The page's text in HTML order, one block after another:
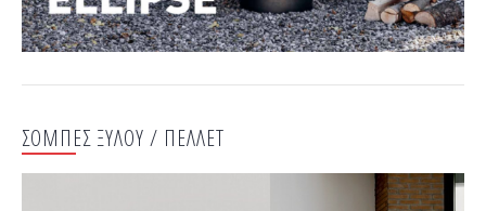
ΣΟΜΠΕΣ ΞΥΛΟΥ / ΠΕΛΛΕΤ